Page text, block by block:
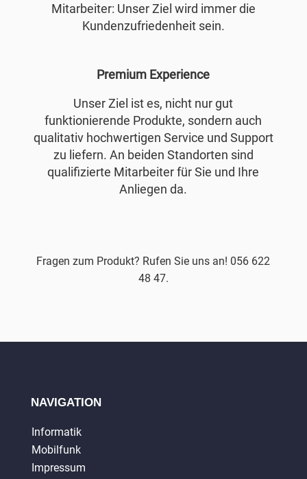
Mitarbeiter: Unser Ziel wird immer die
Kundenzufriedenheit sein.
Premium Experience
Unser Ziel ist es, nicht nur gut
funktionierende Produkte, sondern auch
qualitativ hochwertigen Service und Support
zu liefern. An beiden Standorten sind
qualifizierte Mitarbeiter für Sie und Ihre
Anliegen da.
Fragen zum Produkt? Rufen Sie uns an! 056 622
48 47.
NAVIGATION
Informatik
Mobilfunk
Impressum